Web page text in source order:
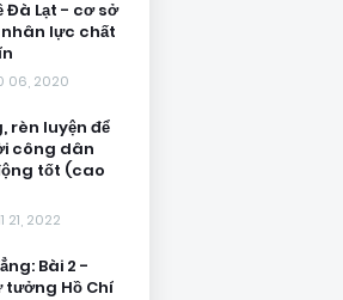
Đà Lạt - cơ sở
lực chất
06, 2020
rèn luyện để
công dân
tốt (cao
21, 2022
Bài 2 -
tưởng Hồ Chí